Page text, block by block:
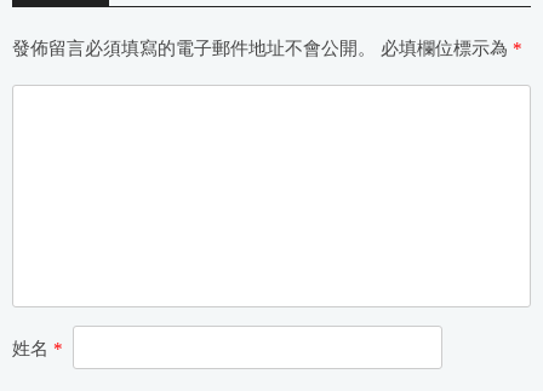
發佈留言必須填寫的電子郵件地址不會公開。 必填欄位標示為 *
姓名 *